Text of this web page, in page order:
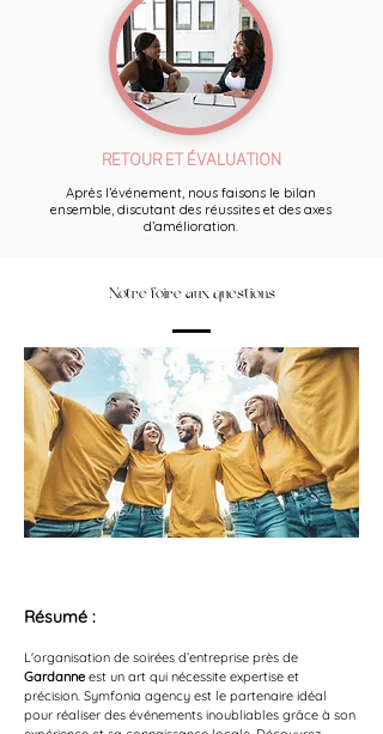
RETOUR ET ÉVALUATION
Après l’événement, nous faisons le bilan
ensemble, discutant des réussites et des axes
d’amélioration.
Notre foire aux questions
Résumé :
L'organisation de soirées d’entreprise près de
Gardanne est un art qui nécessite expertise et
précision. Symfonia agency est le partenaire idéal
pour réaliser des événements inoubliables grâce à son